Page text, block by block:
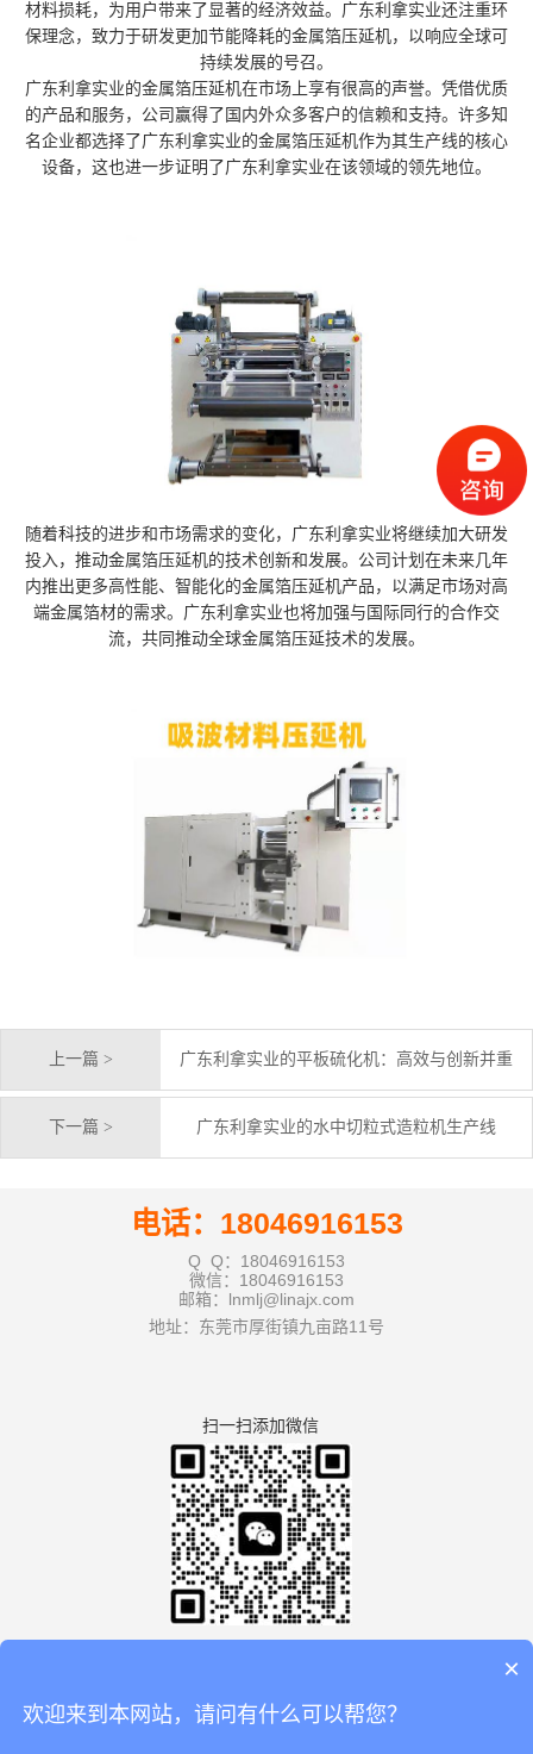
材料损耗，为用户带来了显著的经济效益。广东利拿实业还注重环
保理念，致力于研发更加节能降耗的金属箔压延机，以响应全球可
持续发展的号召。
广东利拿实业的金属箔压延机在市场上享有很高的声誉。凭借优质
的产品和服务，公司赢得了国内外众多客户的信赖和支持。许多知
名企业都选择了广东利拿实业的金属箔压延机作为其生产线的核心
设备，这也进一步证明了广东利拿实业在该领域的领先地位。
随着科技的进步和市场需求的变化，广东利拿实业将继续加大研发
投入，推动金属箔压延机的技术创新和发展。公司计划在未来几年
内推出更多高性能、智能化的金属箔压延机产品，以满足市场对高
端金属箔材的需求。广东利拿实业也将加强与国际同行的合作交
流，共同推动全球金属箔压延技术的发展。
上一篇 > 广东利拿实业的平板硫化机：高效与创新并重
下一篇 > 广东利拿实业的水中切粒式造粒机生产线
电话：18046916153
Q Q：18046916153
微信：18046916153
邮箱：lnmlj@linajx.com
地址：东莞市厚街镇九亩路11号
扫一扫添加微信
×
欢迎来到本网站，请问有什么可以帮您？